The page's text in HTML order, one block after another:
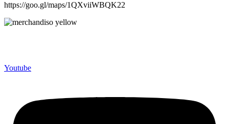
https://goo.gl/maps/1QXviiWBQK22
Youtube